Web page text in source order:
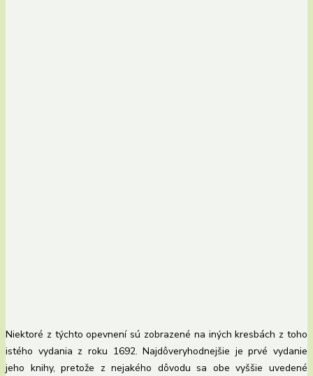
Niektoré z týchto opevnení sú zobrazené na iných kresbách z toho
istého vydania z roku 1692. Najdôveryhodnejšie je prvé vydanie
jeho knihy, pretože z nejakého dôvodu sa obe vyššie uvedené